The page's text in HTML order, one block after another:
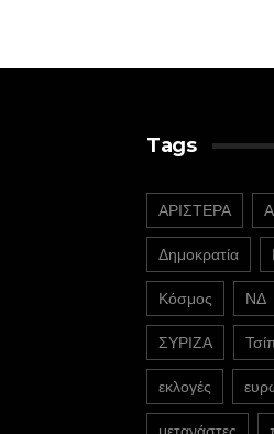
Tags
ΑΡΙΣΤΕΡΑ
Δημοκρατία
Κόσμος ΝΔ
ΣΥΡΙΖΑ
εκλογές